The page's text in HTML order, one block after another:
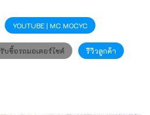
YOUTUBE | MC MOCYC
รับซื้อรถมอเตอร์ไซค์ รีวิวลูกค้า